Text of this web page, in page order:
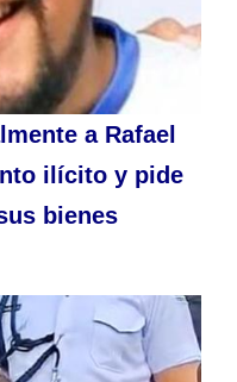
a Rafael
ilícito y pide
bienes